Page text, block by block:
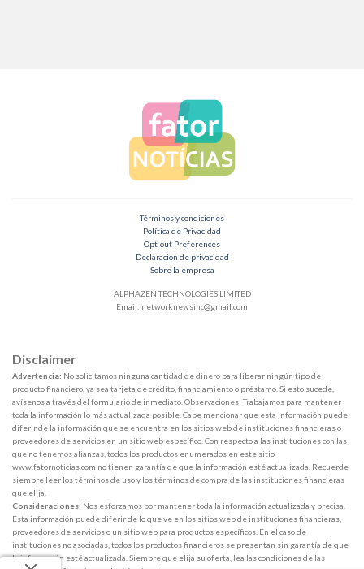
Términos y condiciones
Política de Privacidad
Opt-out Preferences
Declaracion de privacidad
Sobre la empresa
ALPHAZEN TECHNOLOGIES LIMITED
Email: networknewsinc@gmail.com
Disclaimer
Advertencia: No solicitamos ninguna cantidad de dinero para liberar ningún tipo de
producto financiero, ya sea tarjeta de crédito, financiamiento o préstamo. Si esto sucede,
avísenos a través del formulario de inmediato. Observaciones: Trabajamos para mantener
toda la información lo más actualizada posible. Cabe mencionar que esta información puede
diferir de la información que se encuentra en los sitios web de instituciones financieras o
proveedores de servicios en un sitio web específico. Con respecto a las instituciones con las
que no tenemos alianzas, todos los productos enumerados en este sitio
www.fatornoticias.com no tienen garantía de que la información esté actualizada. Recuerde
siempre leer los términos de uso y los términos de compra de las instituciones financieras
que elija.
Consideraciones: Nos esforzamos por mantener toda la información actualizada y precisa.
Esta información puede diferir de lo que ve en los sitios web de instituciones financieras,
proveedores de servicios o un sitio web para productos específicos. En el caso de
instituciones no asociadas, todos los productos financieros se presentan sin garantía de que
la información esté actualizada. Siempre que elija su oferta, lea las condiciones de las